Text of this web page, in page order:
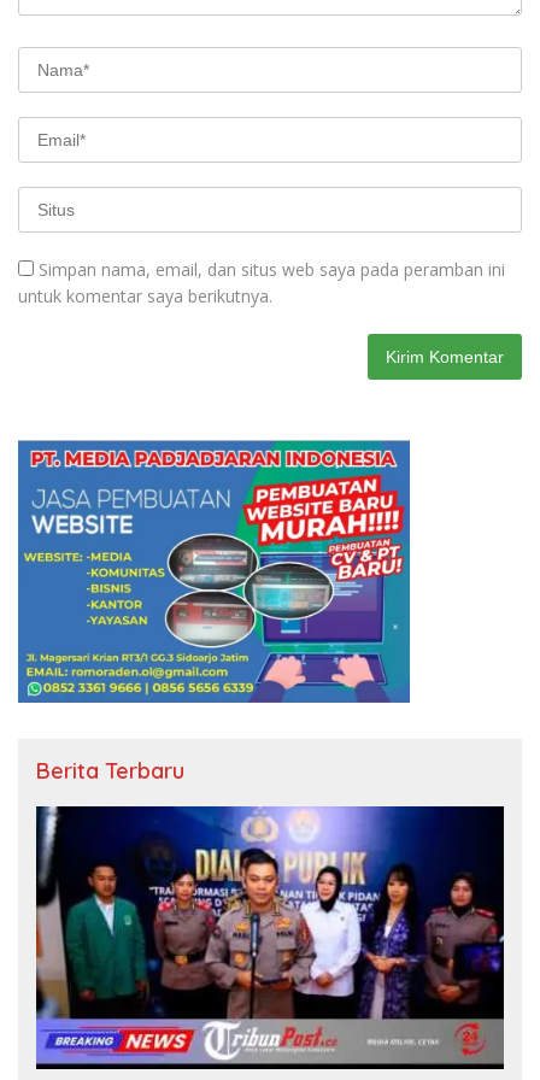
Simpan nama, email, dan situs web saya pada peramban ini
untuk komentar saya berikutnya.
Berita Terbaru